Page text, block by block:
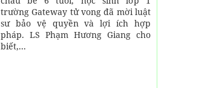
trường Gateway tử vong đã mời luật
sư bảo vệ quyền và lợi ích hợp
pháp. LS Phạm Hương Giang cho
biết,...